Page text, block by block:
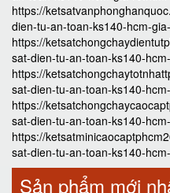
https://
dien-tu-an-toan-ks140-hcm-
https://
sat-dien-tu-an-toan-ks140-
https://
sat-dien-tu-an-toan-ks140-
https://
sat-dien-tu-an-toan-ks140-
https://
sat-dien-tu-an-toan-ks140-
Sản phẩm mới